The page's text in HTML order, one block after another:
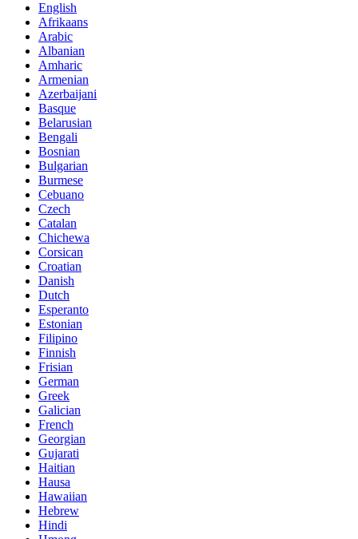
English
Afrikaans
Arabic
Albanian
Amharic
Armenian
Azerbaijani
Basque
Belarusian
Bengali
Bosnian
Bulgarian
Burmese
Cebuano
Czech
Catalan
Chichewa
Corsican
Croatian
Danish
Dutch
Esperanto
Estonian
Filipino
Finnish
Frisian
German
Greek
Galician
French
Georgian
Gujarati
Haitian
Hausa
Hawaiian
Hebrew
Hindi